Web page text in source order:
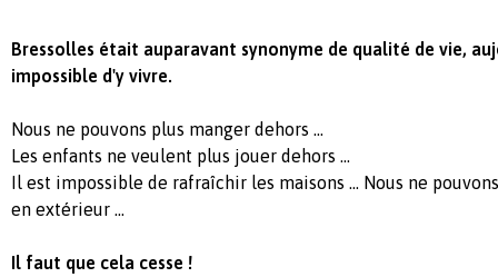
Bressolles était auparavant synonyme de qualité de vie,
impossible d'y vivre.
Nous ne pouvons plus manger dehors ...
Les enfants ne veulent plus jouer dehors ...
Il est impossible de rafraîchir les maisons ... Nous ne
en extérieur ...
Il faut que cela cesse !